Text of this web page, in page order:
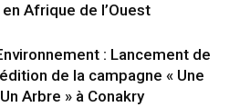
Afrique de l’Ouest
: Lancement de
de la campagne « Une
Arbre » à Conakry